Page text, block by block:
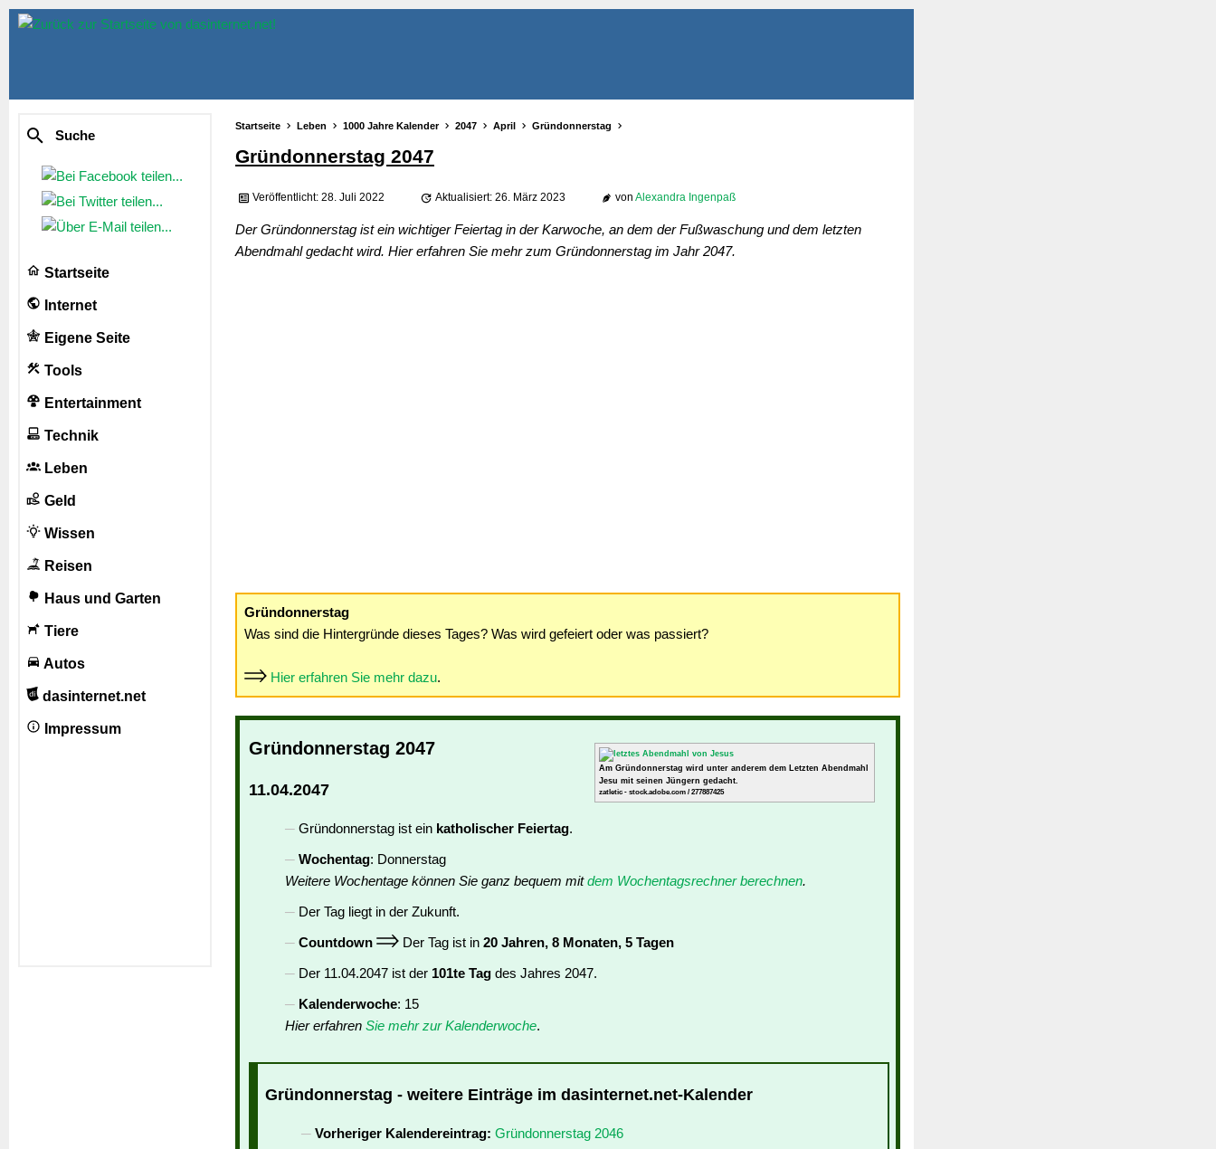
Suche
Startseite
Internet
Eigene Seite
Tools
Entertainment
Technik
Leben
Geld
Wissen
Reisen
Haus und Garten
Tiere
Autos
dasinternet.net
Impressum
Startseite Leben 1000 Jahre Kalender 2047 April Gründonnerstag
Gründonnerstag 2047
Veröffentlicht: 28. Juli 2022 Aktualisiert: 26. März 2023 von Alexandra Ingenpaß
Der Gründonnerstag ist ein wichtiger Feiertag in der Karwoche, an dem der Fußwaschung und dem letzten
Abendmahl gedacht wird. Hier erfahren Sie mehr zum Gründonnerstag im Jahr 2047.
Gründonnerstag
Was sind die Hintergründe dieses Tages? Was wird gefeiert oder was passiert?
Hier erfahren Sie mehr dazu.
Am Gründonnerstag wird unter anderem dem Letzten Abendmahl
Jesu mit seinen Jüngern gedacht.
zatletic - stock.adobe.com / 277887425
Gründonnerstag 2047
11.04.2047
Gründonnerstag ist ein katholischer Feiertag.
Wochentag: Donnerstag
Weitere Wochentage können Sie ganz bequem mitdem Wochentagsrechner berechnen.
Der Tag liegt in der Zukunft.
Countdown
Der Tag ist in 20 Jahren, 8 Monaten, 5 Tagen
Der 11.04.2047 ist der 101te Tag des Jahres 2047.
Kalenderwoche: 15
Hier erfahren Sie mehr zur Kalenderwoche.
Gründonnerstag - weitere Einträge im dasinternet.net-Kalender
Vorheriger Kalendereintrag: Gründonnerstag 2046